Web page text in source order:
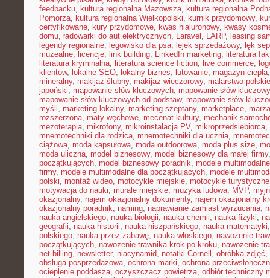
feedbacku, kultura regionalna Mazowsza, kultura regionalna
Pomorza, kultura regionalna Wielkopolski, kurnik przydomowy,
certyfikowane, kury przydomowe, kwas hialuronowy, kwasy
domu, ładowarki do aut elektrycznych, Laravel , LARP, leasing
legendy regionalne, legowisko dla psa, lejek sprzedażowy, lęk
muzealne, licencje, link building, LinkedIn marketing, literatura
literatura kryminalna, literatura science fiction, live commerce,
klientów, lokalne SEO, lokalny biznes, lutowanie, magazyn ciepła
mineralny, makijaż ślubny, makijaż wieczorowy, malarstwo polskie
japoński, mapowanie słów kluczowych, mapowanie słów
mapowanie słów kluczowych od podstaw, mapowanie słów
myśli, marketing lokalny, marketing szeptany, marketplace, marża
rozszerzona, maty węchowe, mecenat kultury, mechanik
mezoterapia, mikrofony, mikroinstalacja PV, mikroprzedsiębiorca,
mnemotechniki dla rodzica, mnemotechniki dla ucznia,
ciążowa, moda kapsułowa, moda outdoorowa, moda plus size,
moda uliczna, model biznesowy, model biznesowy dla małej firmy
początkujących, model biznesowy poradnik, modele multimodalne
firmy, modele multimodalne dla początkujących, modele
polski, montaż wideo, motocykle miejskie, motocykle turystyczne
motywacja do nauki, murale miejskie, muzyka ludowa, MVP,
okazjonalny, najem okazjonalny dokumenty, najem okazjonalny
okazjonalny poradnik, naming, naprawianie zamiast wyrzucania,
nauka angielskiego, nauka biologii, nauka chemii, nauka fizyki,
geografii, nauka historii, nauka hiszpańskiego, nauka matematyki
polskiego, nauka przez zabawę, nauka włoskiego, nawożenie
początkujących, nawożenie trawnika krok po kroku, nawożenie
net-billing, newsletter, niacynamid, notatki Cornell , obróbka zdjęć,
obsługa posprzedażowa, ochrona marki, ochrona
ocieplenie poddasza, oczyszczacz powietrza, odbiór techniczny